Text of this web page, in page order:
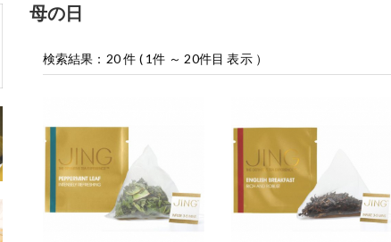
母の日
検索結果：20 件 ( 1件 ～ 20件目 表示 ）